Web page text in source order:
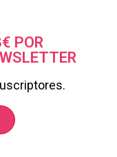
POR